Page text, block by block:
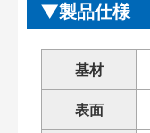
製品仕様
基材
表面